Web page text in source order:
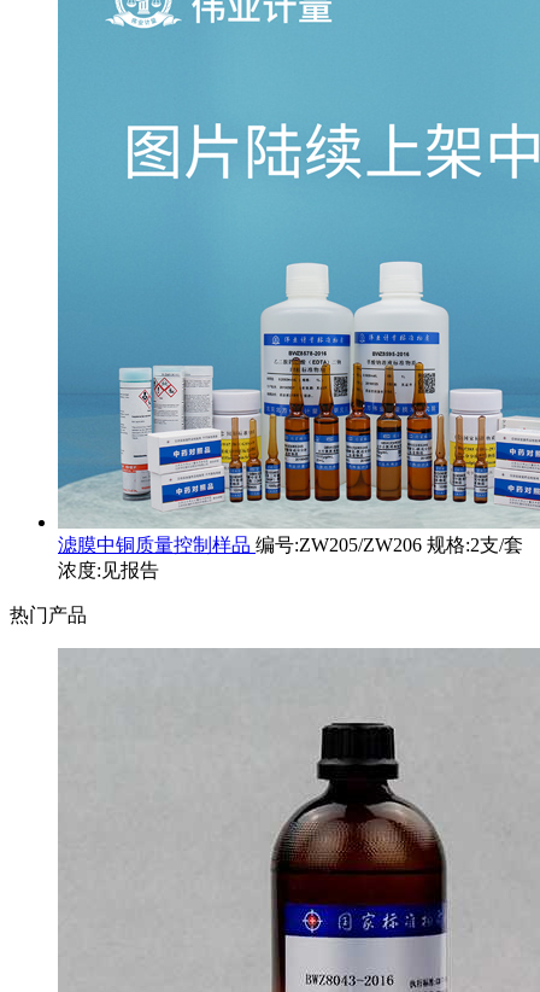
滤膜中铜质量控制样品 编号:ZW205/ZW206 规格:2支/套
浓度:见报告
热门产品